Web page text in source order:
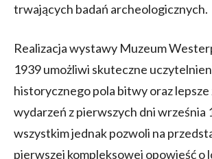
trwających badań archeologicznych.
Realizacja wystawy Muzeum
1939 umożliwi skuteczne
historycznego pola bitwy oraz
wydarzeń z pierwszych dni września
wszystkim jednak pozwoli na
pierwszej kompleksowej opowieść o